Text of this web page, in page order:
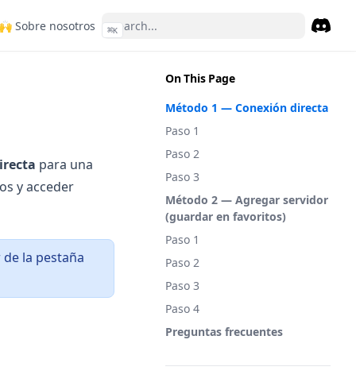
in a new tab)
Sobre nosotros (opens in a new tab)
⌘K
On This Page
Método 1 — Conexión directa
Paso 1
Paso 2
Paso 3
Método 2 — Agregar servidor
(guardar en favoritos)
Paso 1
Paso 2
Paso 3
Paso 4
Preguntas frecuentes
para una
y acceder
la pestaña